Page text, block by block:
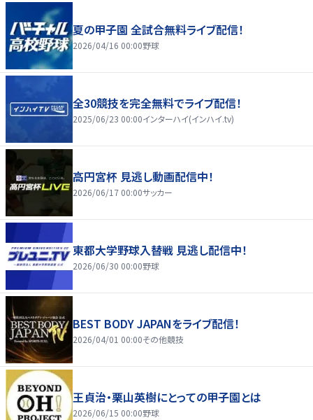
夏の甲子園 全試合無料ライブ配信！
2026/04/16 00:00野球
全30競技を完全無料でライブ配信！
2025/06/23 00:00インターハイ(インハイ.tv)
高円宮杯 見逃し動画配信中！
2026/06/17 00:00サッカー
東都大学野球入替戦 見逃し配信中！
2026/06/30 00:00野球
BEST BODY JAPANをライブ配信！
2026/04/01 00:00その他競技
王貞治・栗山英樹にとっての甲子園とは
2026/06/15 00:00野球